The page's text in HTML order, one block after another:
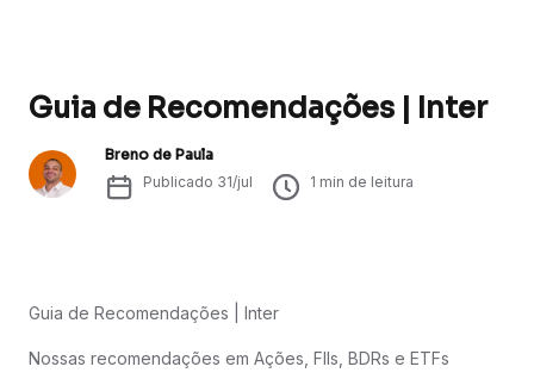
Guia de Recomendações | Inter
Breno de Paula
Publicado 31/jul 1 min de leitura
Guia de Recomendações | Inter
Nossas recomendações em Ações, FIIs, BDRs e ETFs